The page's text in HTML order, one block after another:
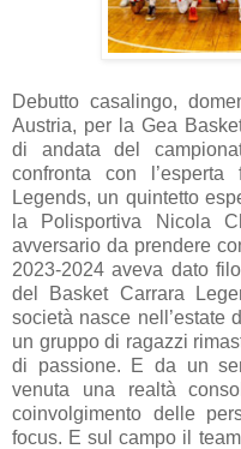
Debutto casalingo,
Austria, per la Gea
di andata del
confronta con l’esperta
Legends, un quintetto
la Polisportiva Nicola
avversario da prendere
2023-2024 aveva dato
del Basket Carrara
società nasce nell’estate
un gruppo di ragazzi
di passione. E da un
venuta una realtà
coinvolgimento delle
focus. E sul campo il